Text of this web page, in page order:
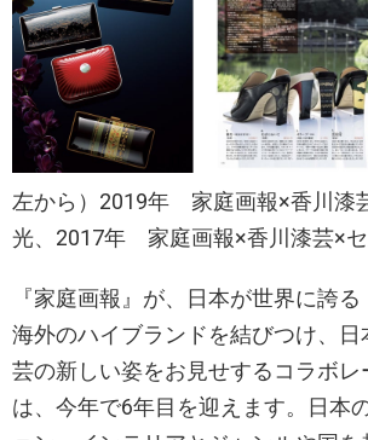
左から）2019年 家庭画報×香川漆
光、2017年 家庭画報×香川漆芸×
『家庭画報』が、日本が世界に誇
海外のハイブランドを結びつけ、日
芸の新しい姿をお見せするコラボレ
は、今年で6年目を迎えます。日本